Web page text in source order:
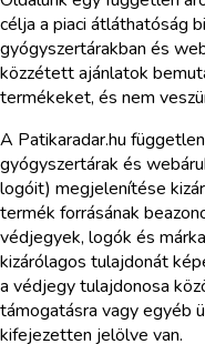
célja a piaci átláthatóság
gyógyszertárakban és
közzétett ajánlatok
termékeket, és nem
A Patikaradar.hu
gyógyszertárak és
logóit) megjelenítése
termék forrásának
védjegyek, logók és
kizárólagos tulajdonát
a védjegy tulajdonosa
támogatásra vagy egyéb
kifejezetten jelölve van.